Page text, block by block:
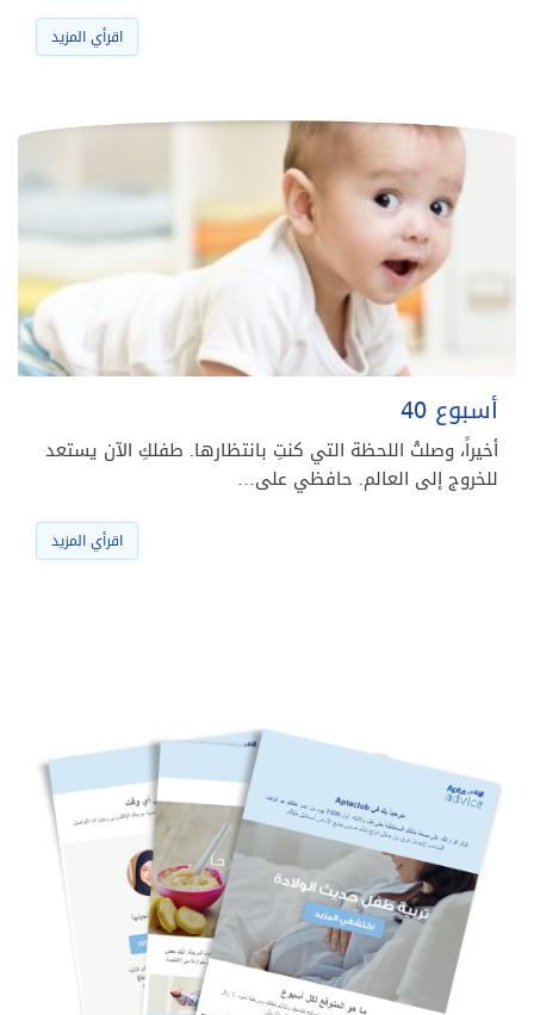
اقرأي المزيد
أسبوع 40
أخيراً، وصلتْ اللحظة التي كنتِ بانتظارها. طفلكِ الآن يستعد
للخروج إلى العالم. حافظي على…
اقرأي المزيد